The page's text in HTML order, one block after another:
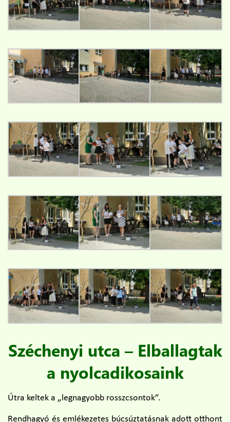
Széchenyi utca – Elballagtak
a nyolcadikosaink
Útra keltek a „legnagyobb rosszcsontok”.
Rendhagyó és emlékezetes búcsúztatásnak adott otthont